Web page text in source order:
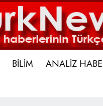
BİLİM ANALİZ